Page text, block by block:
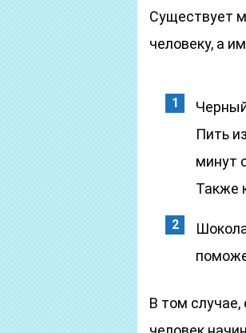
Существует
человеку, а
Пить
минут
Также
В том случае,